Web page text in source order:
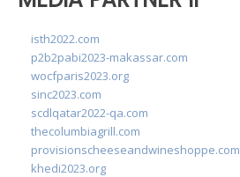
isth2022.com
p2b2pabi2023-makassar.com
wocfparis2023.org
sinc2023.com
scdlqatar2022-qa.com
thecolumbiagrill.com
provisionscheeseandwineshoppe.com
khedi2023.org